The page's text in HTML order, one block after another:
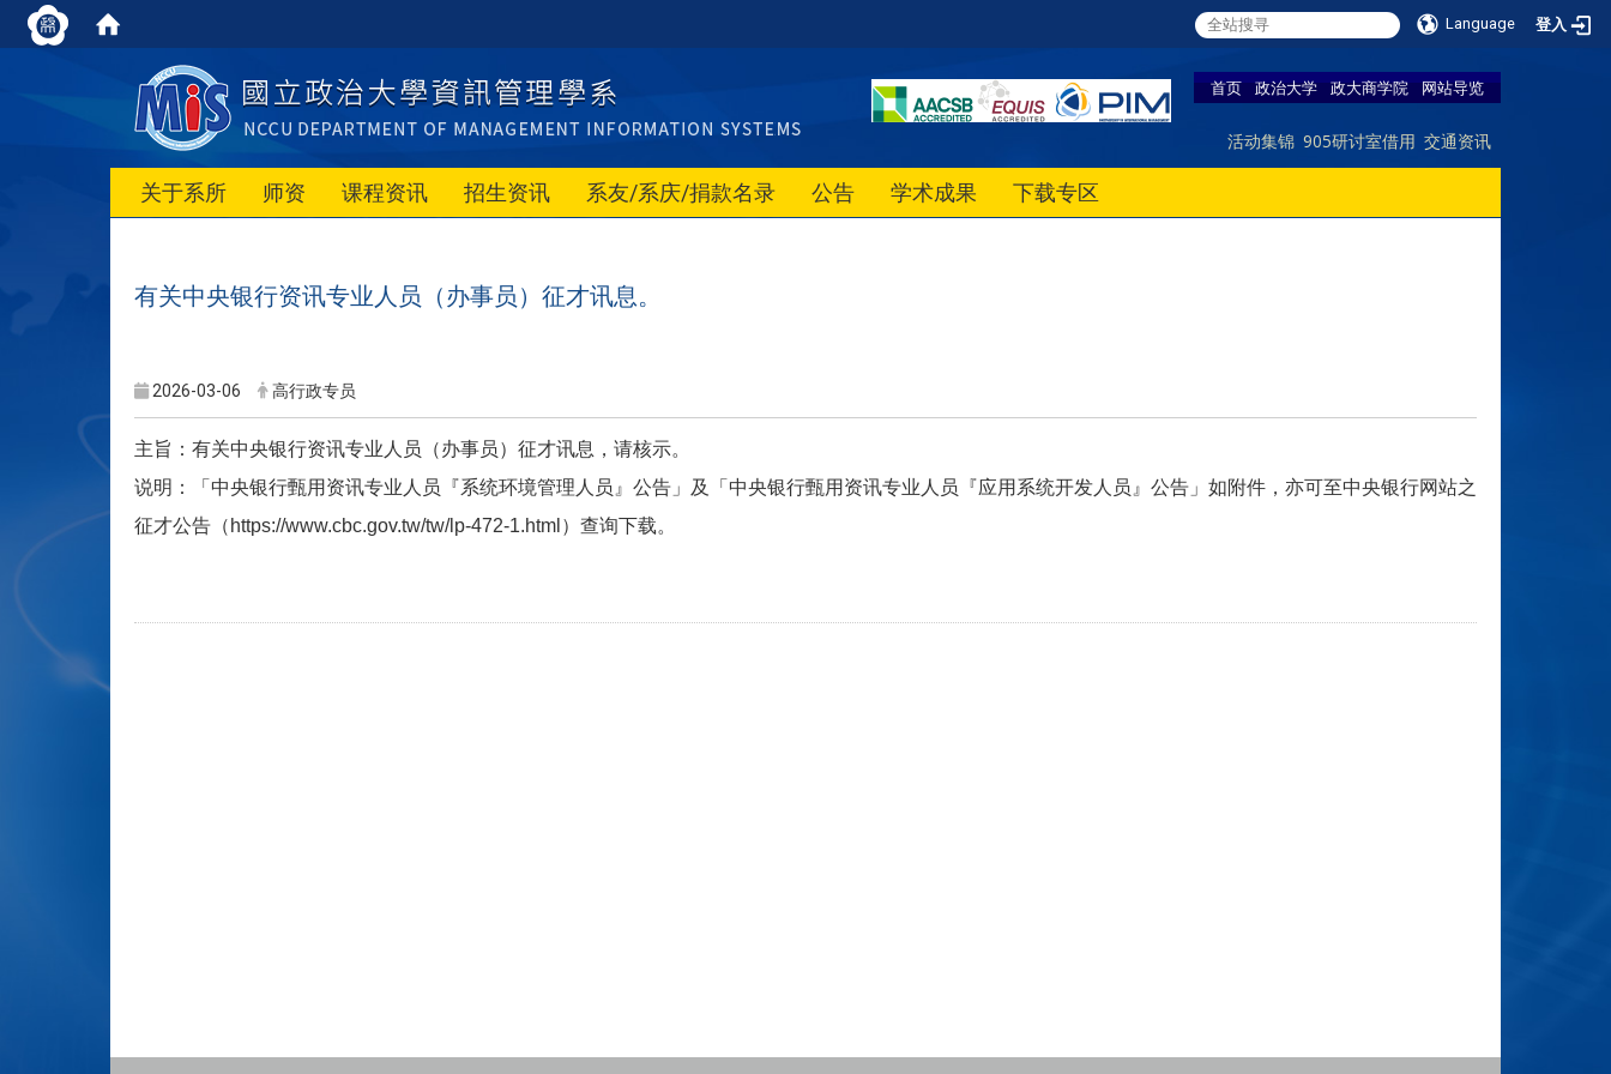
Language 登入
首页 政治大学 政大商学院 网站导览
活动集锦 905研讨室借用 交通资讯
关于系所 师资 课程资讯 招生资讯 系友/系庆/捐款名录 公告 学术成果 下载专区
有关中央银行资讯专业人员（办事员）征才讯息。
2026-03-06 高行政专员
主旨： 有关中央银行资讯专业人员（办事员）征才讯息，请核示。
说明：
「中央银行甄用资讯专业人员『系统环境管理人员』公告」及「中央银行甄用资讯专业人员『应用系统开发人员』公告」如附件，亦可至中央银行网站之
征才公告（ https://www.cbc.gov.tw/tw/lp-472-1.html ）查询下载。